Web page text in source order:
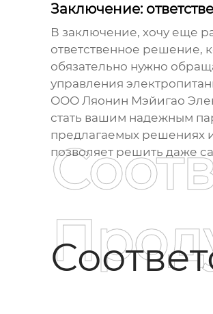
Заключение:
В заключение, хочу еще
ответственное решение,
обязательно нужно
управления
ООО Ляонин Мэйигао
стать вашим надежным
предлагаемых решениях
позволяет решить даже